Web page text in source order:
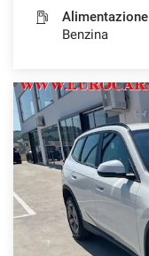
Alimentazione
Benzina